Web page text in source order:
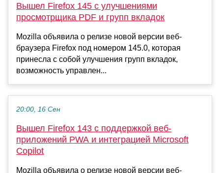
Вышел Firefox 145 с улучшениями
просмотрщика PDF и групп вкладок
Mozilla объявила о релизе новой версии веб-
браузера Firefox под номером 145.0, которая
принесла с собой улучшения групп вкладок,
возможность управлен...
20:00, 16 Сен
Вышел Firefox 143 с поддержкой веб-
приложений PWA и интеграцией Microsoft
Copilot
Mozilla объявила о релизе новой версии веб-